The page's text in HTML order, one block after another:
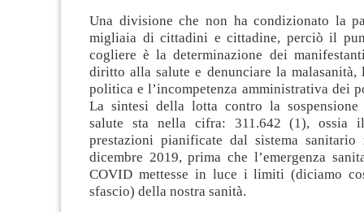
Una divisione che non ha condizionato la
migliaia di cittadini e cittadine, perciò il
cogliere è la determinazione dei
diritto alla salute e denunciare la malasanità,
politica e l’incompetenza amministrativa dei
La sintesi della lotta contro la
salute sta nella cifra: 311.642 (1), ossia
prestazioni pianificate dal sistema
dicembre 2019, prima che l’emergenza
COVID mettesse in luce i limiti (diciamo
sfascio) della nostra sanità.